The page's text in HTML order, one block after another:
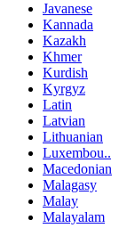
Javanese
Kannada
Kazakh
Khmer
Kurdish
Kyrgyz
Latin
Latvian
Lithuanian
Luxembou..
Macedonian
Malagasy
Malay
Malayalam